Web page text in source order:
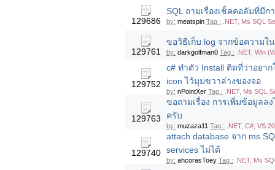
129686
SQL ถามเรื่องเช็คคอลัมที่มีก
by: meatspin Tag : .NET, Ms SQL
129761
ขอวิธีเก็บ log จากข้อความใ
by: darkgolfman0 Tag : .NET, Win
129752
c# ทำตัว Install ติดที่ว่าอยา
icon ไว้มุมขวาล่างของจอ
by: nPointXer Tag : .NET, Ms SQL
129763
ขอถามเรื่อง การเพิ่มข้อมูลล
ครับ
by: muzaza11 Tag : .NET, C#, VS
129740
attach database จาก ms
services ไม่ได้
by: ahcorasToey Tag : .NET, Ms